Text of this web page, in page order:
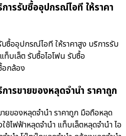
รรับซื้ออุปกรณ์ไอที ให้ราคา
ซื้ออุปกรณ์ไอที ให้ราคาสูง บริการรับ
บเล็ต รับซื้อไอโฟน รับซื้อ
อกล้อง
รขายของหลุดจำนำ ราคาถูก
ของหลุดจำนำ ราคาถูก มือถือหลุด
ช้ไฟฟ้าหลุดจำนำ แท็บเล็ตหลุดจำนำ ไอ